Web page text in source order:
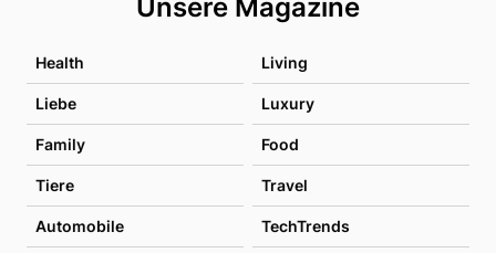
Unsere Magazine
Health Living
Liebe Luxury
Family Food
Tiere Travel
Automobile TechTrends